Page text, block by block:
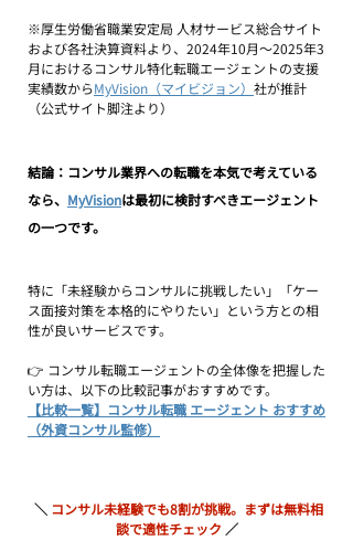
※厚生労働省職業安定局 人材サービス総合サイト
および各社決算資料より、2024年10月〜2025年3
月におけるコンサル特化転職エージェントの支援
実績数からMyVision（マイビジョン） 社が推計
（公式サイト脚注より）
結論：コンサル業界への転職を本気で考えている
なら、 MyVisionは最初に検討すべきエージェント
の一つです。
特に「未経験からコンサルに挑戦したい」「ケー
ス面接対策を本格的にやりたい」という方との相
性が良いサービスです。
👉 コンサル転職エージェントの全体像を把握した
い方は、以下の比較記事がおすすめです。
【比較一覧】コンサル転職 エージェント おすすめ
（外資コンサル監修）
＼ コンサル未経験でも8割が挑戦。まずは無料相
談で適性チェック ／